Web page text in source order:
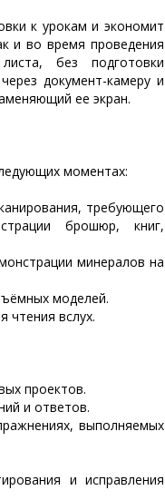
к урокам и экономит
и во время проведения
без подготовки
документ-камеру и
ее экран.
моментах:
требующего
брошюр, книг,
минералов на
моделей.
чтения вслух.
проектов.
и ответов.
выполняемых
и исправления